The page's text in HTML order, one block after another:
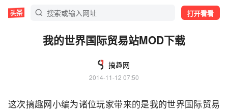
打开看看
我的世界国际贸易站MOD下载
搞趣网
2014-11-12 07:50
这次搞趣网小编为诸位玩家带来的是我的世界国际贸易